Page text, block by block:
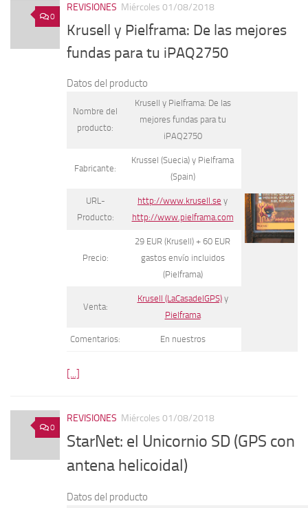
0
REVISIONES Miércoles 01/08/2018
Krusell y Pielframa: De las mejores
fundas para tu iPAQ2750
Datos del producto
Nombre del
producto:
Krusell y Pielframa: De las
mejores fundas para tu
iPAQ2750
Fabricante:
Krussel (Suecia) y Pielframa
(Spain)
URL-
Producto:
http://www.krusell.se y
http://www.pielframa.com
Precio:
29 EUR (Krusell) + 60 EUR
gastos envío incluidos
(Pielframa)
Venta:
Krusell (LaCasadelGPS)y
Pielframa
Comentarios: En nuestros
[...]
0
REVISIONES Miércoles 01/08/2018
StarNet: el Unicornio SD (GPS con
antena helicoidal)
Datos del producto